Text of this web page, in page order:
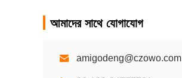
আমাদের সাথে যোগাযোগ
amigodeng@czowo.com